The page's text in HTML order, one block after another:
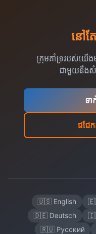
នៅត
ក្រុមគាំទ្ររបស់យើង
ជាមួយនឹង
ទា
ជជែ
🇺🇸 English
🇩🇪 Deutsch
🇷🇺 Русский